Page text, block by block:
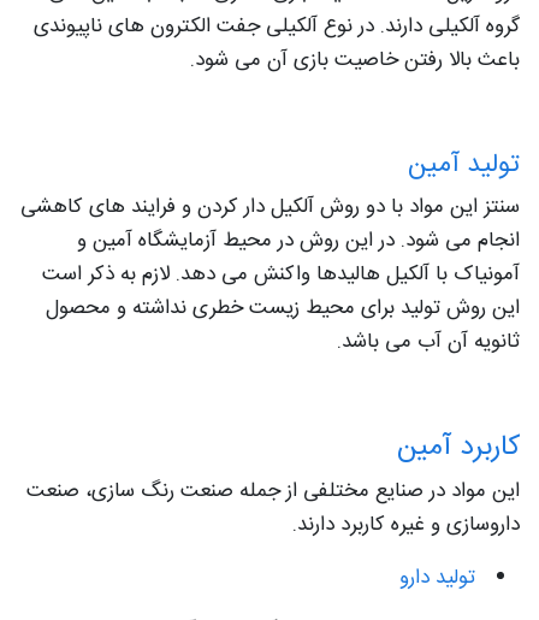
گروه آلکیلی دارند. در نوع آلکیلی جفت الکترون های ناپیوندی
باعث بالا رفتن خاصیت بازی آن می شود.
تولید آمین
سنتز این مواد با دو روش آلکیل دار کردن و فرایند های کاهشی
انجام می شود. در این روش در محیط آزمایشگاه آمین و
آمونیاک با آلکیل هالیدها واکنش می دهد. لازم به ذکر است
این روش تولید برای محیط زیست خطری نداشته و محصول
ثانویه آن آب می باشد.
کاربرد آمین
این مواد در صنایع مختلفی از جمله صنعت رنگ سازی، صنعت
داروسازی و غیره کاربرد دارند.
تولید دارو